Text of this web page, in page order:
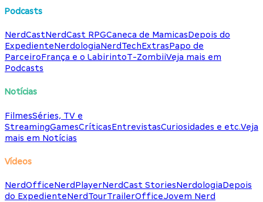
Podcasts
NerdCastNerdCast RPGCaneca de MamicasDepois do
ExpedienteNerdologiaNerdTechExtrasPapo de
ParceiroFrança e o LabirintoT-ZombiiVeja mais em
Podcasts
Notícias
FilmesSéries, TV e
StreamingGamesCríticasEntrevistasCuriosidades e etc.Veja
mais em Notícias
Vídeos
NerdOfficeNerdPlayerNerdCast StoriesNerdologiaDepois
do ExpedienteNerdTourTrailerOfficeJovem Nerd